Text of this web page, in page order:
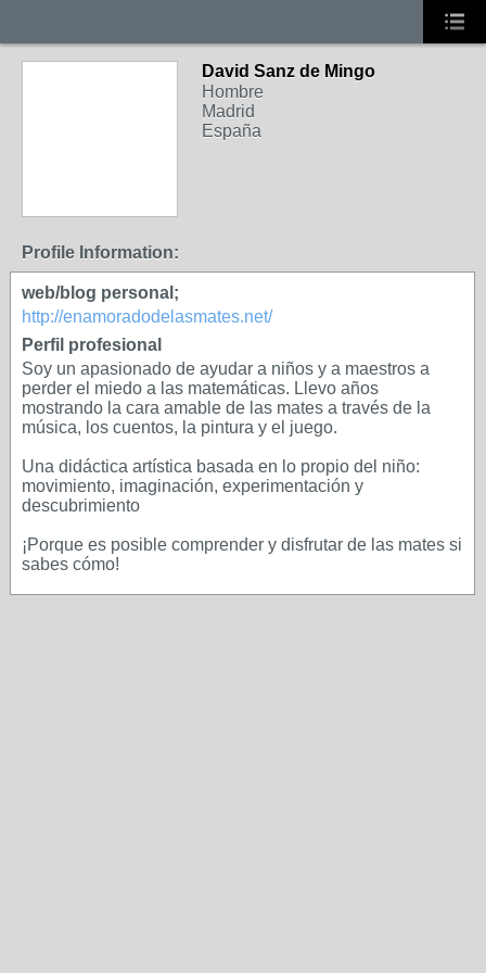
David Sanz de Mingo
Hombre
Madrid
España
Profile Information:
web/blog personal;
http://enamoradodelasmates.net/
Perfil profesional
Soy un apasionado de ayudar a niños y a maestros a
perder el miedo a las matemáticas. Llevo años
mostrando la cara amable de las mates a través de la
música, los cuentos, la pintura y el juego.
Una didáctica artística basada en lo propio del niño:
movimiento, imaginación, experimentación y
descubrimiento
¡Porque es posible comprender y disfrutar de las mates si
sabes cómo!